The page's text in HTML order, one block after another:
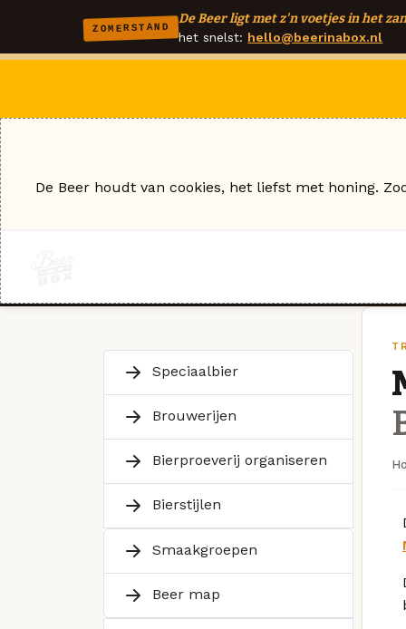
ZOMERSTAND
De Beer ligt met z'n voetjes in het
het snelst: hello@beerinabox.nl
Speciaalbier
Brouwerijen
Bierproeverij organiseren
Bierstijlen
Smaakgroepen
Beer map
De Beer houdt van cookies, het liefst met honing.